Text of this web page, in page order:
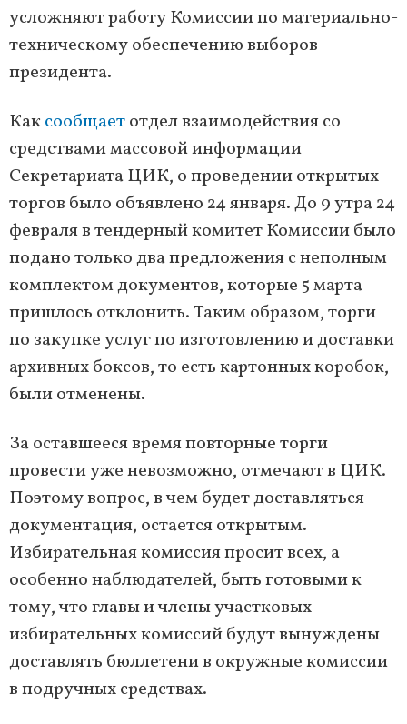
усложняют работу Комиссии по материально-
техническому обеспечению выборов
президента.
Каксообщаетотдел взаимодействия со
средствами массовой информации
Секретариата ЦИК, о проведении открытых
торгов было объявлено 24 января. До 9 утра 24
февраля в тендерный комитет Комиссии было
подано только два предложения с неполным
комплектом документов, которые 5 марта
пришлось отклонить. Таким образом, торги
по закупке услуг по изготовлению и доставки
архивных боксов, то есть картонных коробок,
были отменены.
За оставшееся время повторные торги
провести уже невозможно, отмечают в ЦИК.
Поэтому вопрос, в чем будет доставляться
документация, остается открытым.
Избирательная комиссия просит всех, а
особенно наблюдателей, быть готовыми к
тому, что главы и члены участковых
избирательных комиссий будут вынуждены
доставлять бюллетени в окружные комиссии
в подручных средствах.